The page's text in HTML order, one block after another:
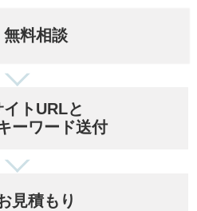
無料相談
イトURLと
ーワード送付
見積もり